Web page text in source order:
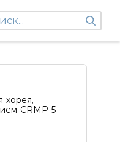
хорея,
CRMP-5-